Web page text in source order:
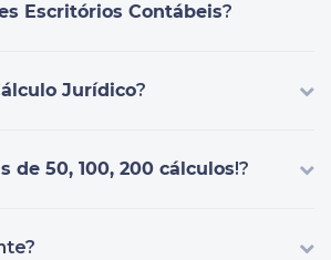
Escritórios Contábeis?
Jurídico?
de 50, 100, 200 cálculos!?